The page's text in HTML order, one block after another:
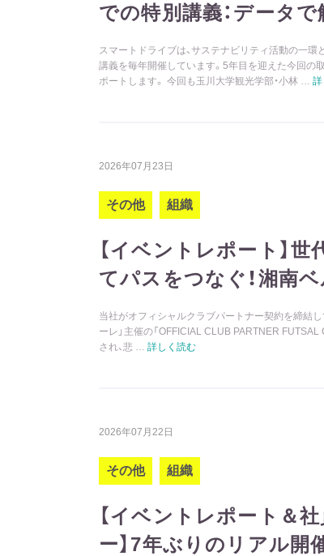
での特別講義：データで
スマートドライブは、サステナビリティ活動の一環
講義を毎年開催しています。5年目を迎えた今回の
ポートします。 今回も玉川大学観光学部・小林 …
2026年07月23日
その他 組織
【イベントレポート】世
てパスをつなぐ！湘南ベ
当社がオフィシャルクラブパートナー契約を締結
ーレ」主催の「OFFICIAL CLUB PARTNER FUTSAL
され、悲 … 詳しく読む
2026年07月22日
その他 組織
【イベントレポート＆
ー】7年ぶりのリアル開